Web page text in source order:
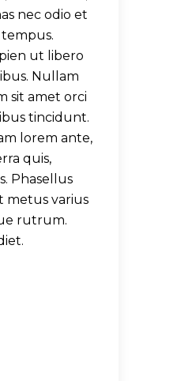
nec odio et
ut libero
Nullam
sit amet orci
tincidunt.
lorem ante,
quis,
Phasellus
metus varius
rutrum.